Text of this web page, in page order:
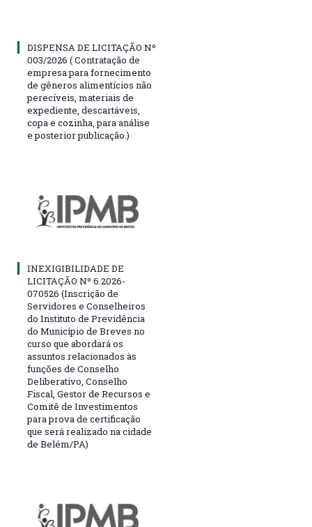
DISPENSA DE LICITAÇÃO Nº
003/2026 ( Contratação de
empresa para fornecimento
de gêneros alimentícios não
perecíveis, materiais de
expediente, descartáveis,
copa e cozinha, para análise
e posterior publicação.)
INEXIGIBILIDADE DE
LICITAÇÃO Nº 6.2026-
070526 (Inscrição de
Servidores e Conselheiros
do Instituto de Previdência
do Município de Breves no
curso que abordará os
assuntos relacionados às
funções de Conselho
Deliberativo, Conselho
Fiscal, Gestor de Recursos e
Comitê de Investimentos
para prova de certificação
que será realizado na cidade
de Belém/PA)